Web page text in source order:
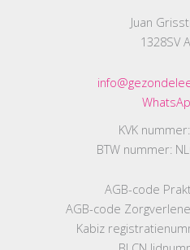
Juan
1328SV
KVK
BTW nummer:
AGB-code
AGB-code
Kabiz